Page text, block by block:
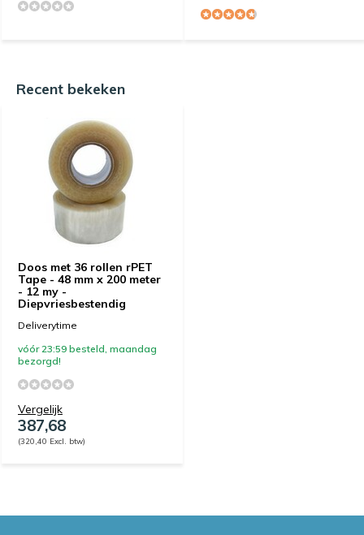
Recent bekeken
Doos met 36 rollen rPET
Tape - 48 mm x 200 meter
- 12 my -
Diepvriesbestendig
Deliverytime
vóór 23:59 besteld, maandag
bezorgd!
Vergelijk
387,68
(320,40 Excl. btw)